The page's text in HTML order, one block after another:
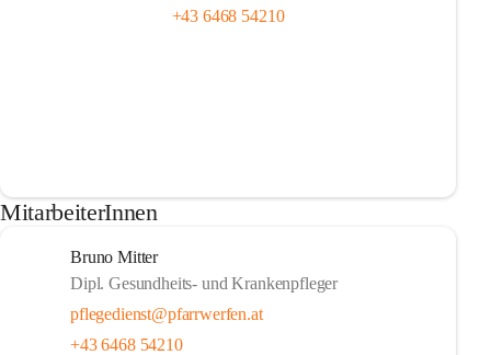
+43 6468 54210
MitarbeiterInnen
Bruno Mitter
Dipl. Gesundheits- und Krankenpfleger
pflegedienst@pfarrwerfen.at
+43 6468 54210